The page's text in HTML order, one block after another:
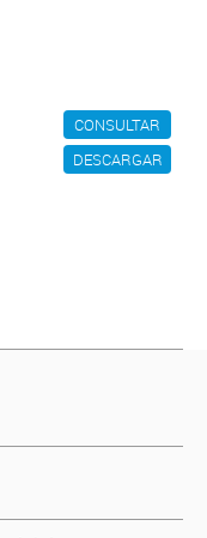
CONSULTAR
DESCARGAR